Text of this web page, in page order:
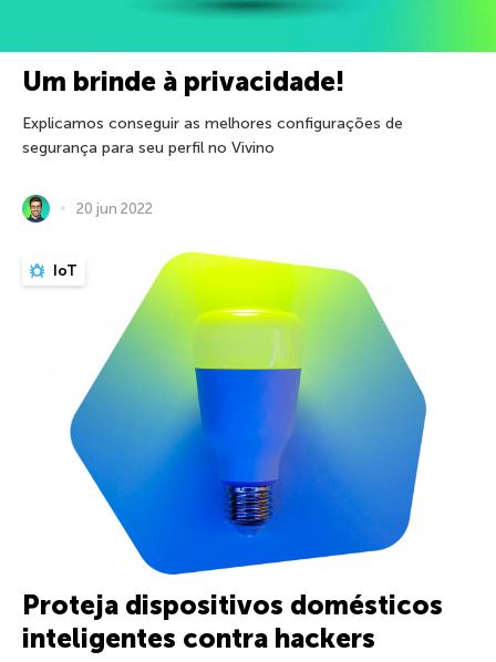
Um brinde à privacidade!
Explicamos conseguir as melhores configurações de
segurança para seu perfil no Vivino
20 jun 2022
IoT
Proteja dispositivos domésticos
inteligentes contra hackers